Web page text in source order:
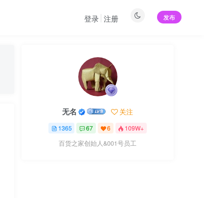
发布
登录 注册
无名 关注
1365 67 6 109W+
百货之家创始人&001号员工